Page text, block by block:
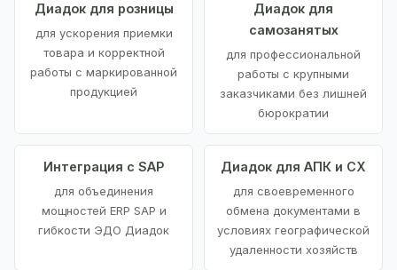
Диадок для розницы
для ускорения приемки
товара и корректной
работы с маркированной
продукцией
Диадок для
самозанятых
для профессиональной
работы с крупными
заказчиками без лишней
бюрократии
Интеграция с SAP
для объединения
мощностей ERP SAP и
гибкости ЭДО Диадок
Диадок для АПК и СХ
для своевременного
обмена документами в
условиях географической
удаленности хозяйств